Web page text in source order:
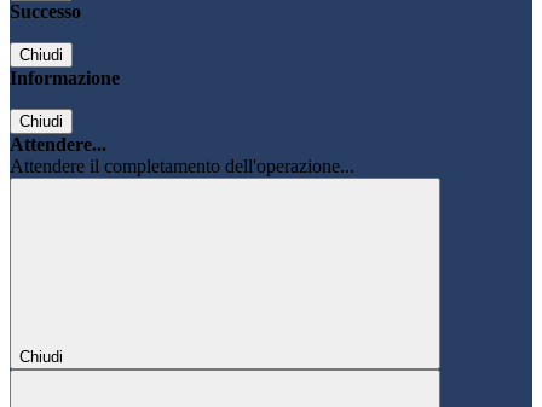
Successo
Chiudi
Informazione
Chiudi
Attendere...
Attendere il completamento dell'operazione...
Chiudi